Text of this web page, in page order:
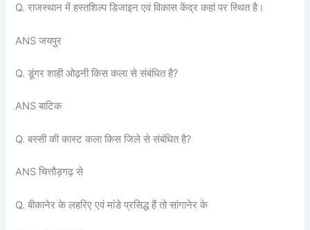
Q. राजस्थान में हस्तशिल्प डिजाइन एवं विकास केंद्र कहां पर स्थित है।
ANS जयपुर
Q. डूंगर शाही ओढ़नी किस कला से संबंधित है?
ANS बाटिक
Q. बस्सी की कास्ट कला किस जिले से संबंधित है?
ANS चित्तौड़गढ़ से
Q. बीकानेर के लहरिए एवं मांडे प्रसिद्ध हैं तो सांगानेर के